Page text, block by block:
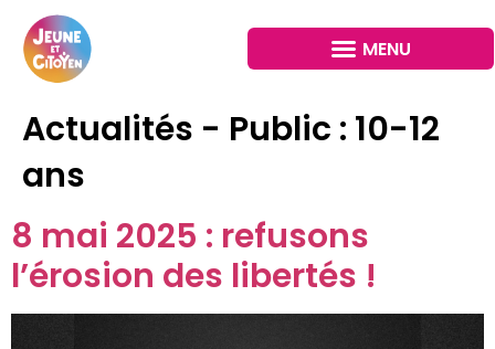
Actualités - Public : 10-12
ans
8 mai 2025 : refusons
l’érosion des libertés !